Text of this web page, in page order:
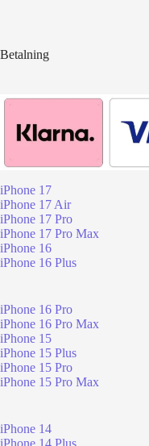
Betalning
iPhone 17
iPhone 17 Air
iPhone 17 Pro
iPhone 17 Pro Max
iPhone 16
iPhone 16 Plus
iPhone 16 Pro
iPhone 16 Pro Max
iPhone 15
iPhone 15 Plus
iPhone 15 Pro
iPhone 15 Pro Max
iPhone 14
iPhone 14 Plus